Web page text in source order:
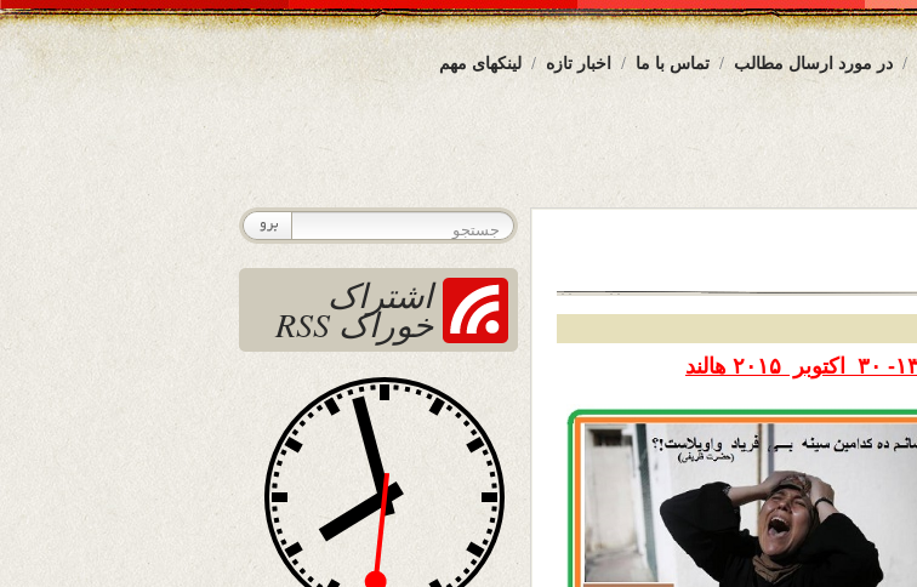
لینکهای مهم اخبار تازه تماس با ما در مورد ارسال مطالب
۲۰۱۵ هالند
اشتراک
خوراک RSS